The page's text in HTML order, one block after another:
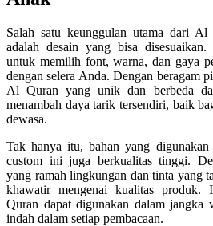
Salah satu keunggulan utama dari
adalah desain yang bisa
untuk memilih font, warna, dan gaya
dengan selera Anda. Dengan beragam
Al Quran yang unik dan berbeda
menambah daya tarik tersendiri, baik
dewasa.
Tak hanya itu, bahan yang
custom ini juga berkualitas tinggi.
yang ramah lingkungan dan tinta yang
khawatir mengenai kualitas produk.
Quran dapat digunakan dalam jangka
indah dalam setiap pembacaan.